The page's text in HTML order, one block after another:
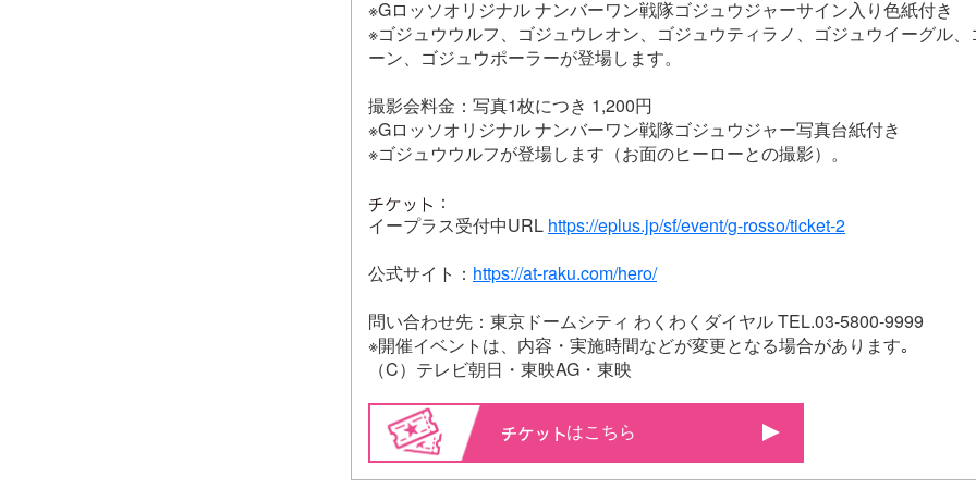
※Gロッソオリジナル ナンバーワン戦隊ゴジュウジャーサイン入り色紙付き
※ゴジュウウルフ、ゴジュウレオン、ゴジュウティラノ、ゴジュウイーグル、
ーン、ゴジュウポーラーが登場します。
撮影会料金：写真1枚につき 1,200円
※Gロッソオリジナル ナンバーワン戦隊ゴジュウジャー写真台紙付き
※ゴジュウウルフが登場します（お面のヒーローとの撮影）。
：
イープラス受付中URL https://eplus.jp/sf/event/g-rosso/ticket-2
公式サイト： https://at-raku.com/hero/
問い合わせ先：東京ドームシティ わくわくダイヤル TEL.03-5800-9999
※開催イベントは、内容・実施時間などが変更となる場合があります｡
（C）テレビ朝日・東映AG・東映
はこちら